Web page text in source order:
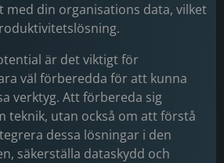
med din organisations data, vilket
är det viktigt för
väl förberedda för att kunna
verktyg. Att förbereda sig
teknik, utan också om att förstå
dessa lösningar i den
säkerställa dataskydd och